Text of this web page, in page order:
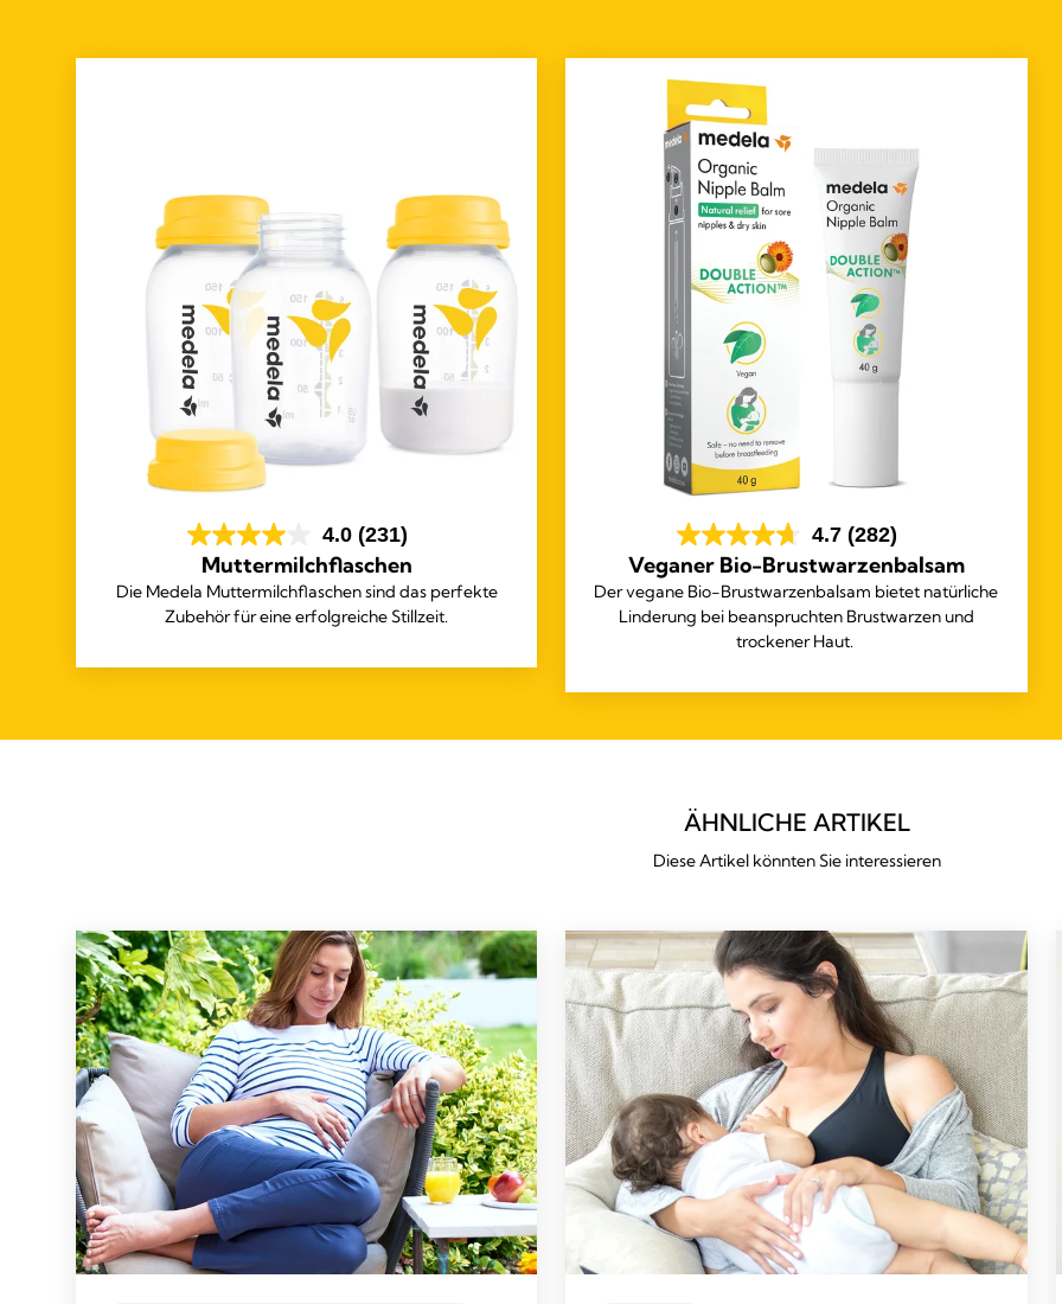
4.0 (231)
Muttermilchflaschen
Die Medela Muttermilchflaschen sind das perfekte
Zubehör für eine erfolgreiche Stillzeit.
4.7 (282)
Veganer Bio-Brustwarzenbalsam
Der vegane Bio-Brustwarzenbalsam bietet natürliche
Linderung bei beanspruchten Brustwarzen und
trockener Haut.
ÄHNLICHE ARTIKEL
Diese Artikel könnten Sie interessieren